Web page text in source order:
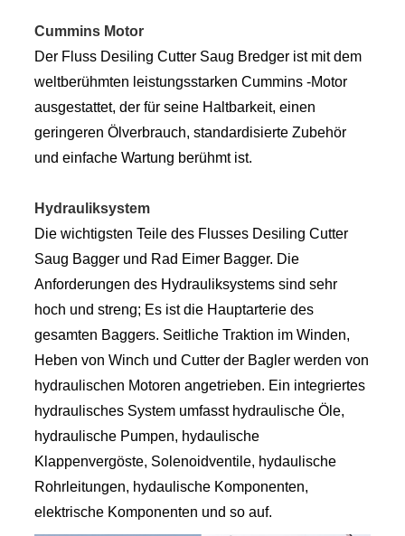
Cummins Motor
Der Fluss Desiling Cutter Saug Bredger ist mit dem
weltberühmten leistungsstarken Cummins -Motor
ausgestattet, der für seine Haltbarkeit, einen
geringeren Ölverbrauch, standardisierte Zubehör
und einfache Wartung berühmt ist.
Hydrauliksystem
Die wichtigsten Teile des Flusses Desiling Cutter
Saug Bagger und Rad Eimer Bagger. Die
Anforderungen des Hydrauliksystems sind sehr
hoch und streng; Es ist die Hauptarterie des
gesamten Baggers. Seitliche Traktion im Winden,
Heben von Winch und Cutter der Bagler werden von
hydraulischen Motoren angetrieben. Ein integriertes
hydraulisches System umfasst hydraulische Öle,
hydraulische Pumpen, hydaulische
Klappenvergöste, Solenoidventile, hydaulische
Rohrleitungen, hydaulische Komponenten,
elektrische Komponenten und so auf.